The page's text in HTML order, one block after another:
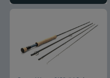
Eiger